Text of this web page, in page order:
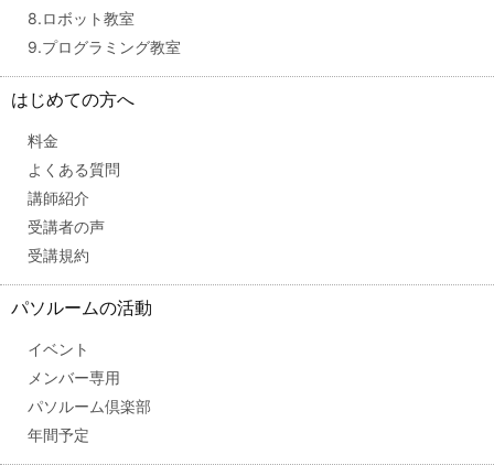
8.ロボット教室
9.プログラミング教室
はじめての方へ
料金
よくある質問
講師紹介
受講者の声
受講規約
パソルームの活動
イベント
メンバー専用
パソルーム倶楽部
年間予定